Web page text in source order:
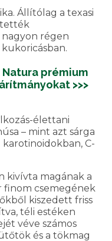
Állítólag a texasi
régen
Natura prémium
>>>
élettani
– mint azt sárga
C-
kivívta magának a
finom csemegének
kiszedett friss
téli estéken
véve számos
és a tökmag